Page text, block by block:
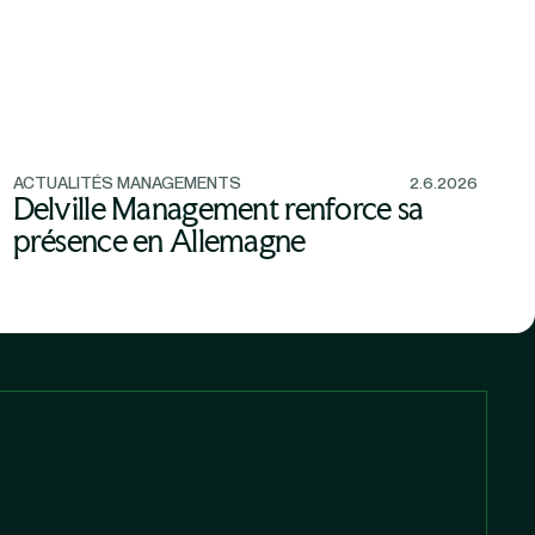
ACTUALITÉS MANAGEMENTS 2.6.2026
Delville Management renforce sa
présence en Allemagne